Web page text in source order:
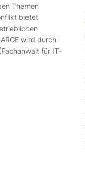
Themen
bietet
wird durch
für IT-